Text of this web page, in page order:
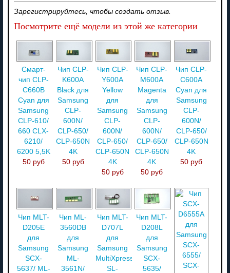
Зарегистрируйтесь, чтобы создать отзыв.
Посмотрите ещё модели из этой же категории
Смарт-
чип CLP-
C660B
Cyan для
Samsung
CLP-610/
660 CLX-
6210/
6200 5,5K
50 руб
Чип CLP-
K600A
Black для
Samsung
CLP-
600N/
CLP-650/
CLP-650N
4K
50 руб
Чип CLP-
Y600A
Yellow
для
Samsung
CLP-
600N/
CLP-650/
CLP-650N
4K
50 руб
Чип CLP-
M600A
Magenta
для
Samsung
CLP-
600N/
CLP-650/
CLP-650N
4K
50 руб
Чип CLP-
С600A
Cyan для
Samsung
CLP-
600N/
CLP-650/
CLP-650N
4K
50 руб
Чип MLT-
D205E
для
Samsung
SCX-
5637/ ML-
Чип ML-
3560DB
для
Samsung
ML-
3561N/
Чип MLT-
D707L
для
Samsung
MultiXpress
SL-
Чип MLT-
D208L
для
Samsung
SCX-
5635/